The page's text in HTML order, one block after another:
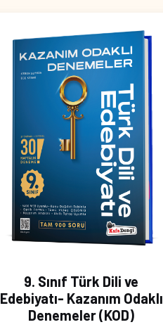
9. Sınıf Türk Dili ve
Edebiyatı- Kazanım Odaklı
Denemeler (KOD)